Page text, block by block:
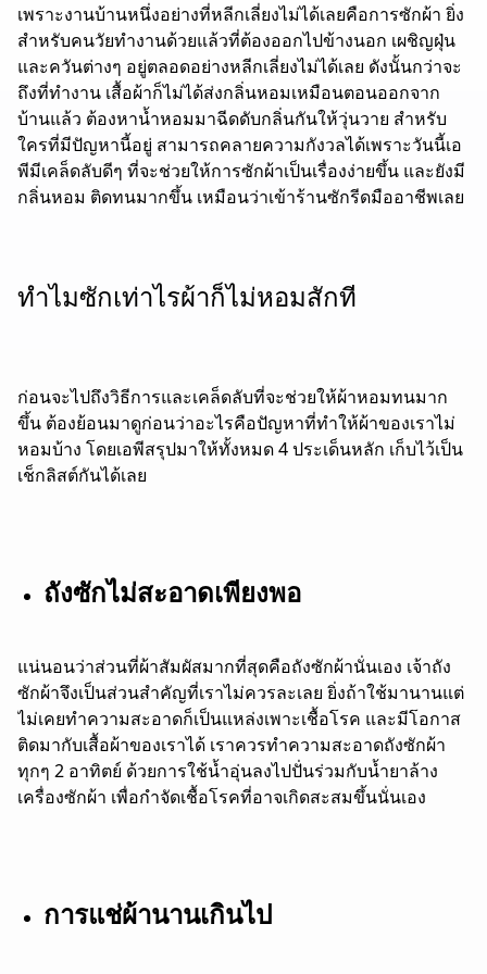
เพราะงานบ้านหนึ่งอย่างที่หลีกเลี่ยงไม่ได้เลยคือการซักผ้า ยิ่ง
สำหรับคนวัยทำงานด้วยแล้วที่ต้องออกไปข้างนอก เผชิญฝุ่น
และควันต่างๆ อยู่ตลอดอย่างหลีกเลี่ยงไม่ได้เลย ดังนั้นกว่าจะ
ถึงที่ทำงาน เสื้อผ้าก็ไม่ได้ส่งกลิ่นหอมเหมือนตอนออกจาก
บ้านแล้ว ต้องหาน้ำหอมมาฉีดดับกลิ่นกันให้วุ่นวาย สำหรับ
ใครที่มีปัญหานี้อยู่ สามารถคลายความกังวลได้เพราะวันนี้เอ
พีมีเคล็ดลับดีๆ ที่จะช่วยให้การซักผ้าเป็นเรื่องง่ายขึ้น และยังมี
กลิ่นหอม ติดทนมากขึ้น เหมือนว่าเข้าร้านซักรีดมืออาชีพเลย
ทำไมซักเท่าไรผ้าก็ไม่หอมสักที
ก่อนจะไปถึงวิธีการและเคล็ดลับที่จะช่วยให้ผ้าหอมทนมาก
ขึ้น ต้องย้อนมาดูก่อนว่าอะไรคือปัญหาที่ทำให้ผ้าของเราไม่
หอมบ้าง โดยเอพีสรุปมาให้ทั้งหมด 4 ประเด็นหลัก เก็บไว้เป็น
เช็กลิสต์กันได้เลย
ถังซักไม่สะอาดเพียงพอ
แน่นอนว่าส่วนที่ผ้าสัมผัสมากที่สุดคือถังซักผ้านั่นเอง เจ้าถัง
ซักผ้าจึงเป็นส่วนสำคัญที่เราไม่ควรละเลย ยิ่งถ้าใช้มานานแต่
ไม่เคยทำความสะอาดก็เป็นแหล่งเพาะเชื้อโรค และมีโอกาส
ติดมากับเสื้อผ้าของเราได้ เราควรทำความสะอาดถังซักผ้า
ทุกๆ 2 อาทิตย์ ด้วยการใช้น้ำอุ่นลงไปปั่นร่วมกับน้ำยาล้าง
เครื่องซักผ้า เพื่อกำจัดเชื้อโรคที่อาจเกิดสะสมขึ้นนั่นเอง
การแช่ผ้านานเกินไป